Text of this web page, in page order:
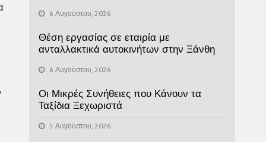
6 Αυγούστου, 2026
Θέση εργασίας σε εταιρία με
ανταλλακτικά αυτοκινήτων στην Ξάνθη
6 Αυγούστου, 2026
Οι Μικρές Συνήθειες που Κάνουν τα
Ταξίδια Ξεχωριστά
5 Αυγούστου, 2026